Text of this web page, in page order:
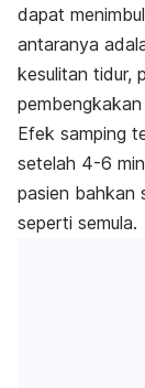
dapat
antaranya
kesulitan tidur,
Efek samping
setelah 4-6
pasien bahkan
seperti semula.